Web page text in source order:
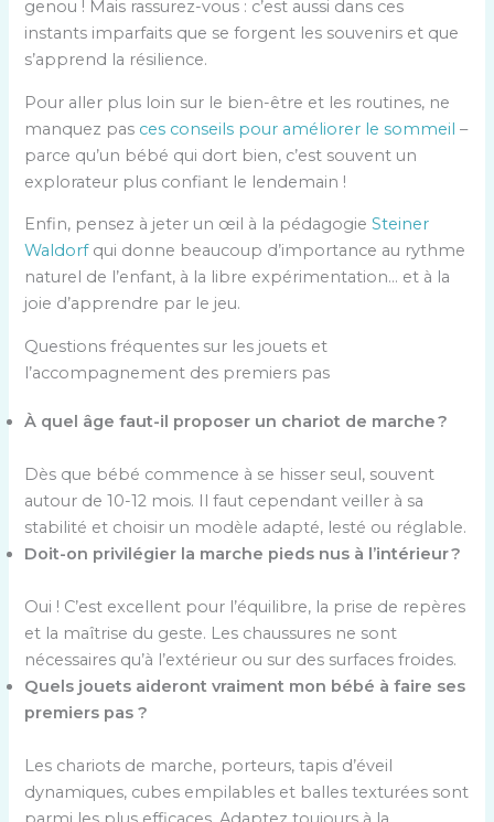
genou ! Mais rassurez-vous : c’est aussi dans ces
instants imparfaits que se forgent les souvenirs et que
s’apprend la résilience.
Pour aller plus loin sur le bien-être et les routines, ne
manquez pas ces conseils pour améliorer le sommeil –
parce qu’un bébé qui dort bien, c’est souvent un
explorateur plus confiant le lendemain !
Enfin, pensez à jeter un œil à la pédagogieSteiner
Waldorfqui donne beaucoup d’importance au rythme
naturel de l’enfant, à la libre expérimentation… et à la
joie d’apprendre par le jeu.
Questions fréquentes sur les jouets et
l’accompagnement des premiers pas
À quel âge faut-il proposer un chariot de marche ?
Dès que bébé commence à se hisser seul, souvent
autour de 10-12 mois. Il faut cependant veiller à sa
stabilité et choisir un modèle adapté, lesté ou réglable.
Doit-on privilégier la marche pieds nus à l’intérieur ?
Oui ! C’est excellent pour l’équilibre, la prise de repères
et la maîtrise du geste. Les chaussures ne sont
nécessaires qu’à l’extérieur ou sur des surfaces froides.
Quels jouets aideront vraiment mon bébé à faire ses
premiers pas ?
Les chariots de marche, porteurs, tapis d’éveil
dynamiques, cubes empilables et balles texturées sont